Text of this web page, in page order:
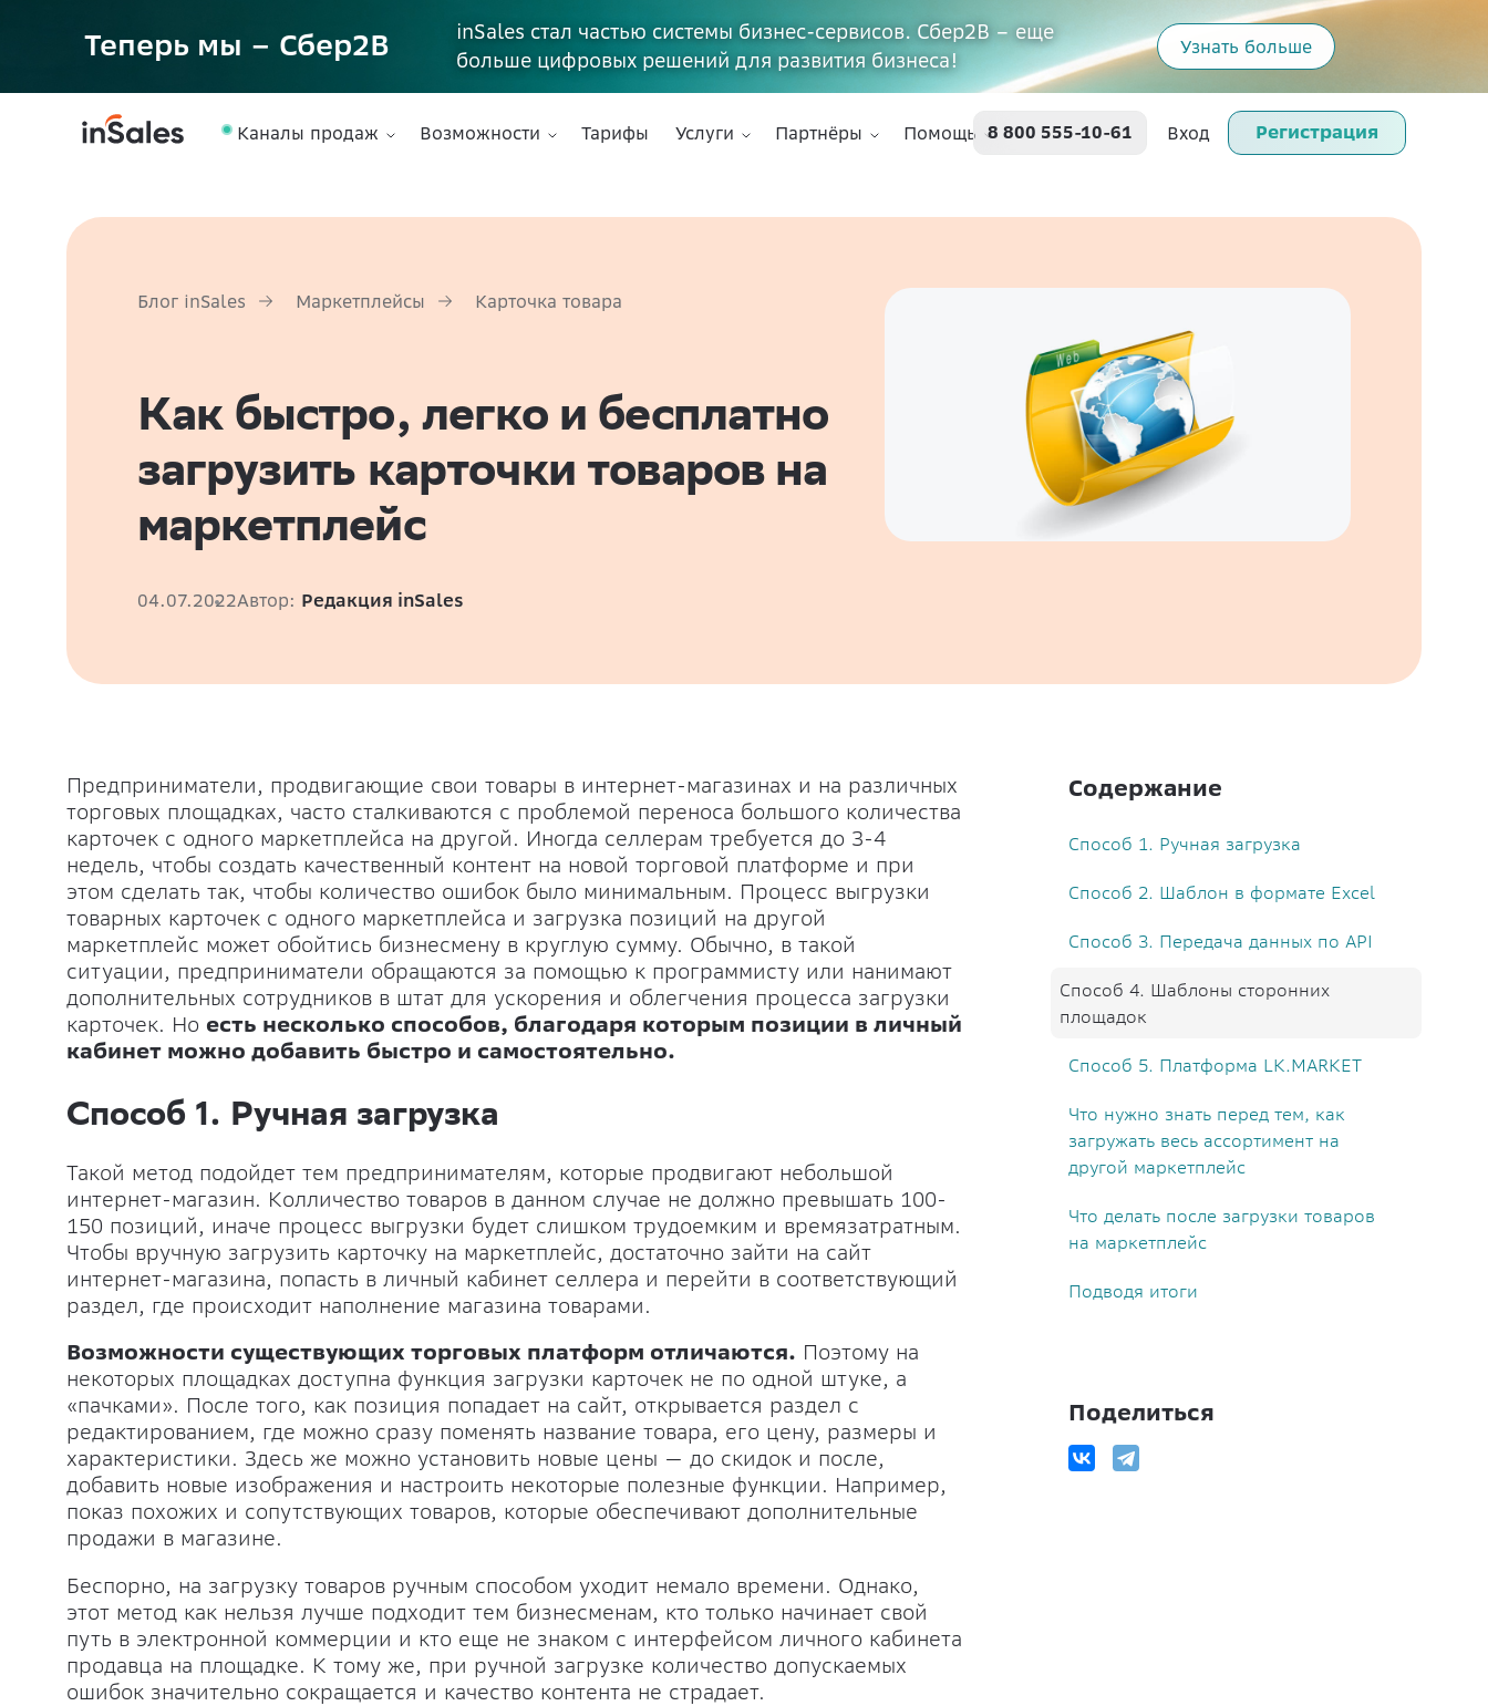
Теперь мы – Сбер2B
inSales стал частью системы бизнес-сервисов. Сбер2В – еще
больше цифровых решений для развития бизнеса!
Узнать больше
Каналы продаж Возможности Тарифы Услуги Партнёры Помощь 8 800 555-10-61 Вход Регистрация
Блог inSales Маркетплейсы Карточка товара
Как быстро, легко и бесплатно
загрузить карточки товаров на
маркетплейс
04.07.2022Автор: Редакция inSales
Предприниматели, продвигающие свои товары в интернет-магазинах и на различных
торговых площадках, часто сталкиваются с проблемой переноса большого количества
карточек с одного маркетплейса на другой. Иногда селлерам требуется до 3-4
недель, чтобы создать качественный контент на новой торговой платформе и при
этом сделать так, чтобы количество ошибок было минимальным. Процесс выгрузки
товарных карточек с одного маркетплейса и загрузка позиций на другой
маркетплейс может обойтись бизнесмену в круглую сумму. Обычно, в такой
ситуации, предприниматели обращаются за помощью к программисту или нанимают
дополнительных сотрудников в штат для ускорения и облегчения процесса загрузки
карточек. Но есть несколько способов, благодаря которым позиции в личный
кабинет можно добавить быстро и самостоятельно.
Способ 1. Ручная загрузка
Такой метод подойдет тем предпринимателям, которые продвигают небольшой
интернет-магазин. Колличество товаров в данном случае не должно превышать 100-
150 позиций, иначе процесс выгрузки будет слишком трудоемким и времязатратным.
Чтобы вручную загрузить карточку на маркетплейс, достаточно зайти на сайт
интернет-магазина, попасть в личный кабинет селлера и перейти в соответствующий
раздел, где происходит наполнение магазина товарами.
Возможности существующих торговых платформ отличаются. Поэтому на
некоторых площадках доступна функция загрузки карточек не по одной штуке, а
«пачками». После того, как позиция попадает на сайт, открывается раздел с
редактированием, где можно сразу поменять название товара, его цену, размеры и
характеристики. Здесь же можно установить новые цены — до скидок и после,
добавить новые изображения и настроить некоторые полезные функции. Например,
показ похожих и сопутствующих товаров, которые обеспечивают дополнительные
продажи в магазине.
Беспорно, на загрузку товаров ручным способом уходит немало времени. Однако,
этот метод как нельзя лучше подходит тем бизнесменам, кто только начинает свой
путь в электронной коммерции и кто еще не знаком с интерфейсом личного кабинета
продавца на площадке. К тому же, при ручной загрузке количество допускаемых
ошибок значительно сокращается и качество контента не страдает.
Содержание
Способ 1. Ручная загрузка
Способ 2. Шаблон в формате Excel
Способ 3. Передача данных по API
Способ 4. Шаблоны сторонних
площадок
Способ 5. Платформа LK.MARKET
Что нужно знать перед тем, как
загружать весь ассортимент на
другой маркетплейс
Что делать после загрузки товаров
на маркетплейс
Подводя итоги
Поделиться